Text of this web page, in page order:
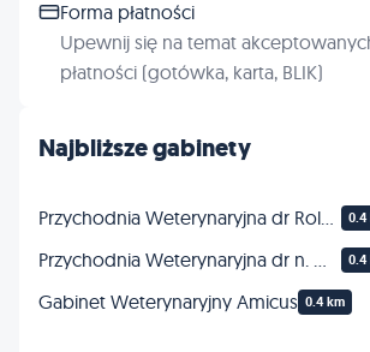
Najbliższe gabinety
0.4
0.4
Gabinet Weterynaryjny Amicus 0.4 km
Forma płatności
Upewnij się na temat
płatności (gotówka, karta, BLIK)